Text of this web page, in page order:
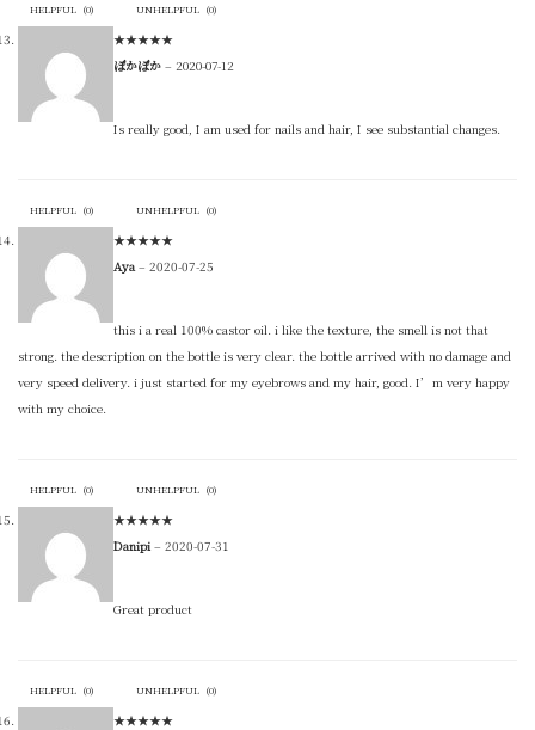
HELPFUL (0) UNHELPFUL (0)
★★★★★
ぽかぽか – 2020-07-12
Is really good, I am used for nails and hair, I see substantial changes.
HELPFUL (0) UNHELPFUL (0)
★★★★★
Aya – 2020-07-25
this i a real 100% castor oil. i like the texture, the smell is not that
strong. the description on the bottle is very clear. the bottle arrived with no damage and
very speed delivery. i just started for my eyebrows and my hair, good. I’m very happy
with my choice.
HELPFUL (0) UNHELPFUL (0)
★★★★★
Danipi – 2020-07-31
Great product
HELPFUL (0) UNHELPFUL (0)
★★★★★